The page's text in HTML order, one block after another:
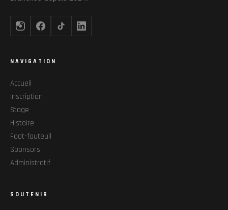
NAVIGATION
Accueil
Inscription
Stage
Histoire
Foot-fauteuil
Sponsors
Administratif
SOUTENIR